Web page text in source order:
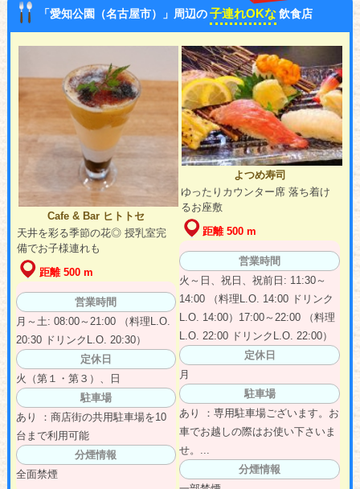
「愛知公園（名古屋市）」周辺の子連れOKな 飲食店
Cafe & Bar ヒトトセ
天井を彩る季節の花◎ 授乳室完
備でお子様連れも
距離 500 m
営業時間
月～土: 08:00～21:00 （料理L.O.
20:30 ドリンクL.O. 20:30）
定休日
火（第１・第３）、日
駐車場
あり ：商店街の共用駐車場を10
台まで利用可能
分煙情報
全面禁煙
よつめ寿司
ゆったりカウンター席 落ち着け
るお座敷
距離 500 m
営業時間
火～日、祝日、祝前日: 11:30～
14:00 （料理L.O. 14:00 ドリンク
L.O. 14:00）17:00～22:00 （料理
L.O. 22:00 ドリンクL.O. 22:00）
定休日
月
駐車場
あり ：専用駐車場ございます。お
車でお越しの際はお使い下さいま
せ。...
分煙情報